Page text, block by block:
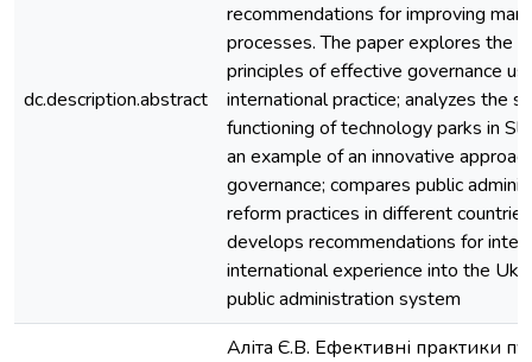
dc.description.abstract
recommendations for improving
processes. The paper explores the
principles of effective governance
international practice; analyzes the
functioning of technology parks in
an example of an innovative
governance; compares public
reform practices in different
develops recommendations for
international experience into the
public administration system
Аліта Є.В. Ефективні практики